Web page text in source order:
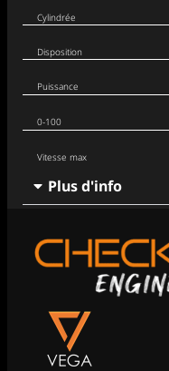
Cylindrée
Disposition
Puissance
0-100
Vitesse max
Plus d'info